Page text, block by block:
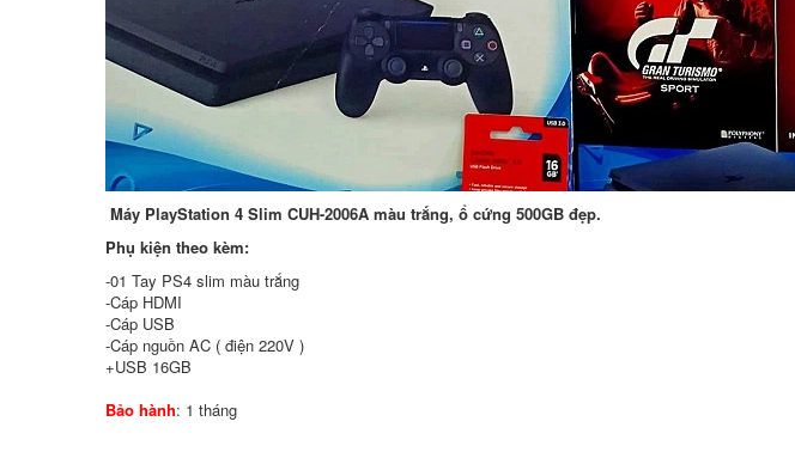
Máy PlayStation 4 Slim CUH-2006A màu trắng, ổ cứng 500GB đẹp.
Phụ kiện theo kèm:
-01 Tay PS4 slim màu trắng
-Cáp HDMI
-Cáp USB
-Cáp nguồn AC ( điện 220V )
+USB 16GB
Bảo hành: 1 tháng